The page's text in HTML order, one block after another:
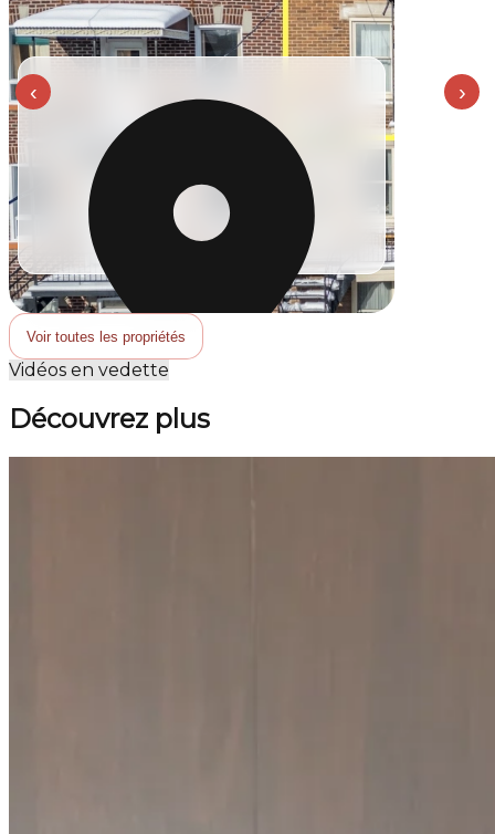
Montréal (Rosemont/La Petite-Patrie)
‹ ›
Voir toutes les propriétés
Vidéos en vedette
Découvrez plus